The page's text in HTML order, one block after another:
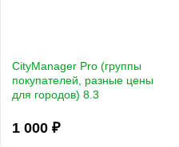
CityManager Pro (группы
покупателей, разные цены
для городов) 8.3
1 000 ₽